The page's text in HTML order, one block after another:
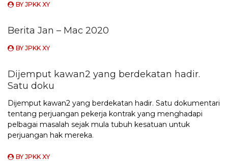
BYJPKK XY
Berita Jan – Mac 2020
BYJPKK XY
Dijemput kawan2 yang berdekatan hadir.
Satu doku
Dijemput kawan2 yang berdekatan hadir. Satu dokumentari
tentang perjuangan pekerja kontrak yang menghadapi
pelbagai masalah sejak mula tubuh kesatuan untuk
perjuangan hak mereka.
BYJPKK XY